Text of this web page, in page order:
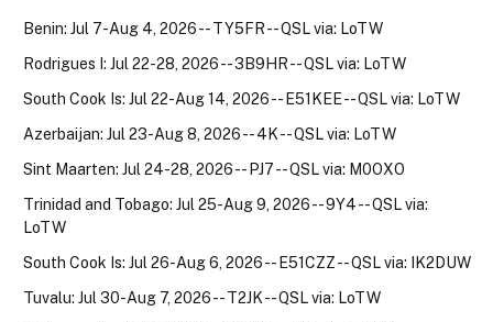
Benin: Jul 7-Aug 4, 2026 -- TY5FR -- QSL via: LoTW
Rodrigues I: Jul 22-28, 2026 -- 3B9HR -- QSL via: LoTW
South Cook Is: Jul 22-Aug 14, 2026 -- E51KEE -- QSL via: LoTW
Azerbaijan: Jul 23-Aug 8, 2026 -- 4K -- QSL via: LoTW
Sint Maarten: Jul 24-28, 2026 -- PJ7 -- QSL via: M0OXO
Trinidad and Tobago: Jul 25-Aug 9, 2026 -- 9Y4 -- QSL via:
LoTW
South Cook Is: Jul 26-Aug 6, 2026 -- E51CZZ -- QSL via: IK2DUW
Tuvalu: Jul 30-Aug 7, 2026 -- T2JK -- QSL via: LoTW